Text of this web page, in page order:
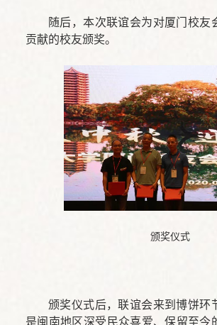
随后，本次联谊会为对厦门校友
贡献的校友颁奖。
颁奖仪式
颁奖仪式后，联谊会来到博饼环
是闽南地区深受民众喜爱、保留至今